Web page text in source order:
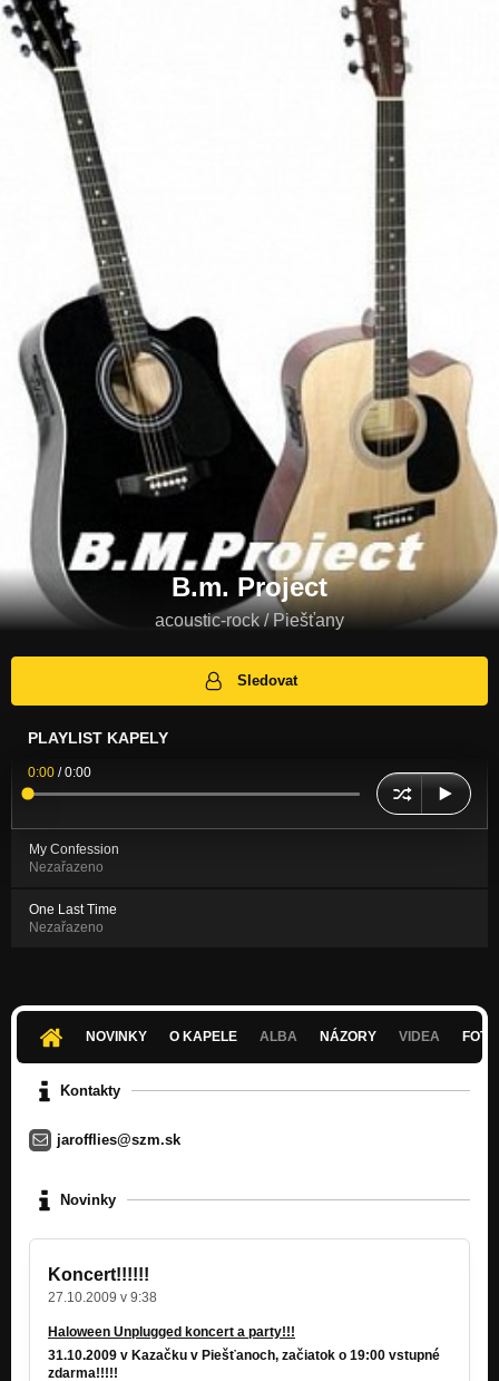
B.m. Project
acoustic-rock / Piešťany
Sledovat
PLAYLIST KAPELY
0:00 /0:00
My Confession
Nezařazeno
One Last Time
Nezařazeno
NOVINKY O KAPELE ALBA NÁZORY VIDEA
Kontakty
jarofflies@szm.sk
Novinky
Koncert!!!!!!
27.10.2009 v 9:38
Haloween Unplugged koncert a party!!!
31.10.2009 v Kazačku v Piešťanoch, začiatok o 19:00 vstupné
zdarma!!!!!